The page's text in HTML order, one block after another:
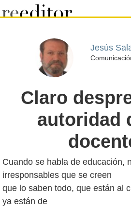
Jesús
Claro
autoridad
Cuando se habla de educación,
irresponsables que se creen
que lo saben todo, que están al
ya están de